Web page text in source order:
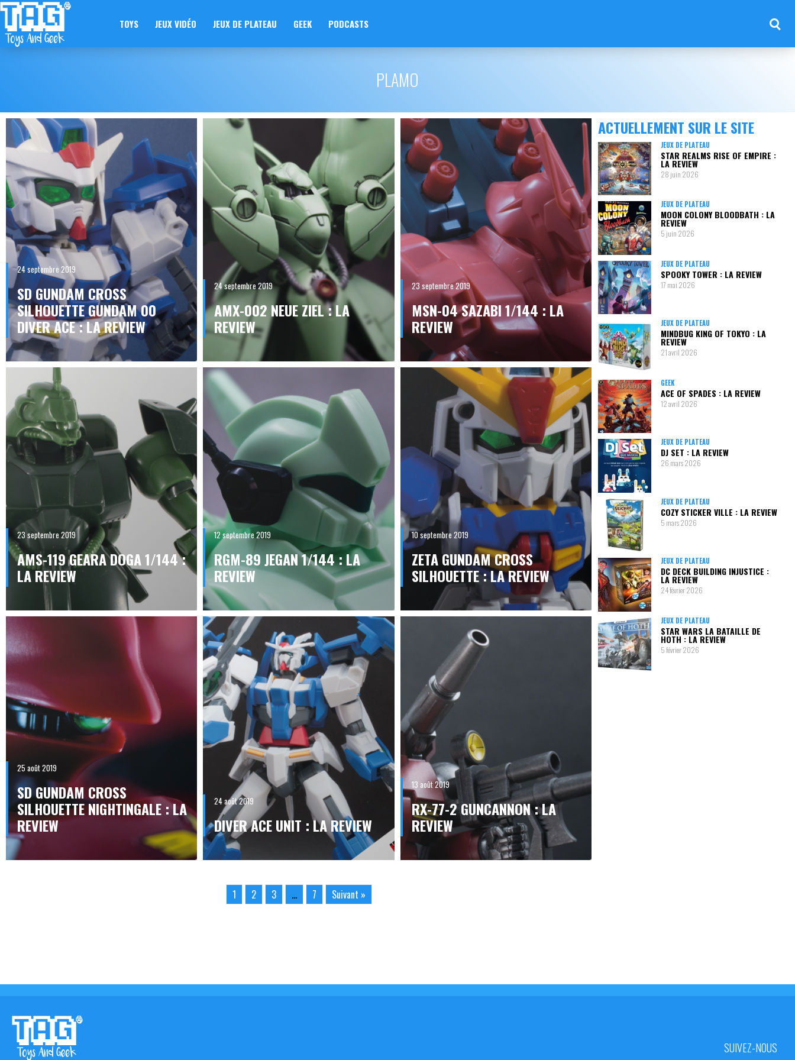
TOYS JEUX VIDÉO JEUX DE PLATEAU GEEK PODCASTS
PLAMO
24 septembre 2019
SD GUNDAM CROSS
SILHOUETTE GUNDAM 00
DIVER ACE : LA REVIEW
24 septembre 2019
AMX-002 NEUE ZIEL : LA
REVIEW
23 septembre 2019
MSN-04 SAZABI 1/144 : LA
REVIEW
23 septembre 2019
AMS-119 GEARA DOGA 1/144 :
LA REVIEW
12 septembre 2019
RGM-89 JEGAN 1/144 : LA
REVIEW
10 septembre 2019
ZETA GUNDAM CROSS
SILHOUETTE : LA REVIEW
25 août 2019
SD GUNDAM CROSS
SILHOUETTE NIGHTINGALE : LA
REVIEW
24 août 2019
DIVER ACE UNIT : LA REVIEW
13 août 2019
RX-77-2 GUNCANNON : LA
REVIEW
1 2 3 … 7 Suivant »
ACTUELLEMENT SUR LE SITE
JEUX DE PLATEAU
STAR REALMS RISE OF EMPIRE :
LA REVIEW
28 juin 2026
JEUX DE PLATEAU
MOON COLONY BLOODBATH : LA
REVIEW
5 juin 2026
JEUX DE PLATEAU
SPOOKY TOWER : LA REVIEW
17 mai 2026
JEUX DE PLATEAU
MINDBUG KING OF TOKYO : LA
REVIEW
21 avril 2026
GEEK
ACE OF SPADES : LA REVIEW
12 avril 2026
JEUX DE PLATEAU
DJ SET : LA REVIEW
26 mars 2026
JEUX DE PLATEAU
COZY STICKER VILLE : LA REVIEW
5 mars 2026
JEUX DE PLATEAU
DC DECK BUILDING INJUSTICE :
LA REVIEW
24 février 2026
JEUX DE PLATEAU
STAR WARS LA BATAILLE DE
HOTH : LA REVIEW
5 février 2026
SUIVEZ-NOUS